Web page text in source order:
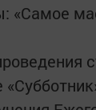
«Самое